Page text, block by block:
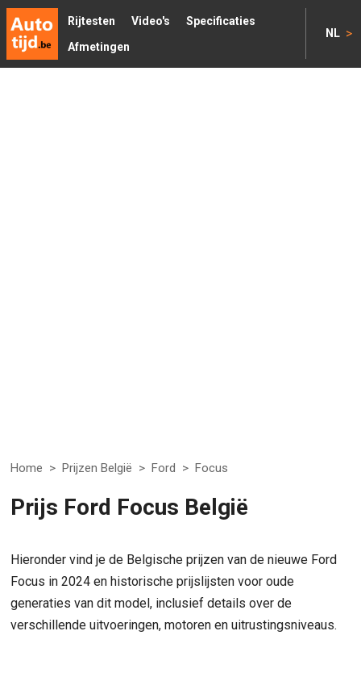
Rijtesten Video's
Specificaties
Afmetingen
NL >
Home > Prijzen België > Ford > Focus
Prijs Ford Focus België
Hieronder vind je de Belgische prijzen van de nieuwe Ford
Focus in 2024 en historische prijslijsten voor oude
generaties van dit model, inclusief details over de
verschillende uitvoeringen, motoren en uitrustingsniveaus.